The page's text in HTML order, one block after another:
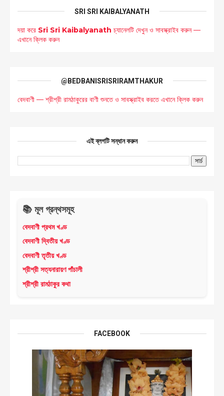
SRI SRI KAIBALYANATH
দয়া করে Sri Sri Kaibalyanath চ্যানেলটি দেখুন ও সাবস্ক্রাইব করুন —
এখানে ক্লিক করুন
@BEDBANISRISRIRAMTHAKUR
বেদবাণী — শ্রীশ্রী রামঠাকুরের বাণী শুনতে ও সাবস্ক্রাইব করতে এখানে ক্লিক করুন
এই ব্লগটি সন্ধান করুন
📚 মূল গ্রন্থসমূহ
বেদবাণী প্রথম খণ্ড
বেদবাণী দ্বিতীয় খণ্ড
বেদবাণী তৃতীয় খণ্ড
শ্রীশ্রী সত্যনারায়ণ পাঁচালী
শ্রীশ্রী রামঠাকুর কথা
FACEBOOK